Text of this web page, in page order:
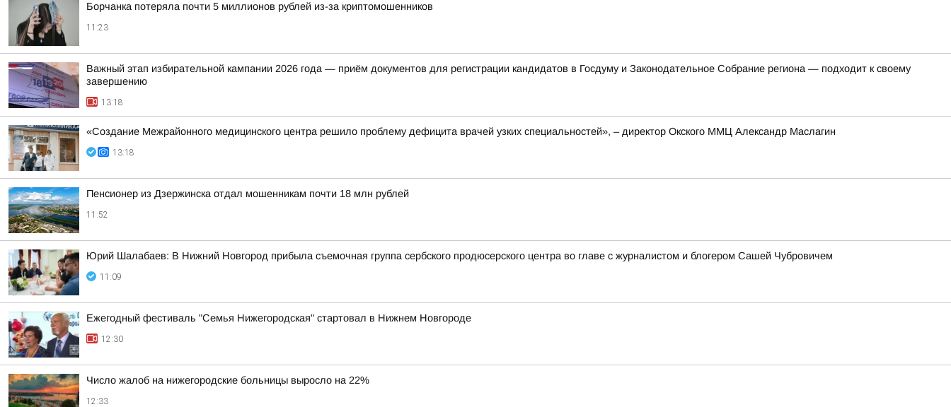
Борчанка потеряла почти 5 миллионов рублей из-за криптомошенников
11:23
Важный этап избирательной кампании 2026 года — приём документов для регистрации кандидатов в Госдуму и Законодательное Собрание региона — подходит к своему
завершению
13:18
«Создание Межрайонного медицинского центра решило проблему дефицита врачей узких специальностей», – директор Окского ММЦ Александр Маслагин
13:18
Пенсионер из Дзержинска отдал мошенникам почти 18 млн рублей
11:52
Юрий Шалабаев: В Нижний Новгород прибыла съемочная группа сербского продюсерского центра во главе с журналистом и блогером Сашей Чубровичем
11:09
Ежегодный фестиваль "Семья Нижегородская" стартовал в Нижнем Новгороде
12:30
Число жалоб на нижегородские больницы выросло на 22%
12:33